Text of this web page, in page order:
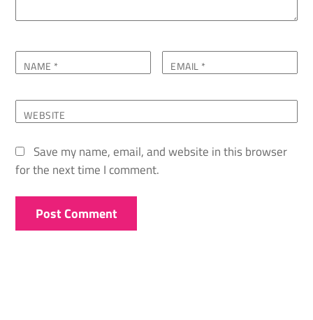
NAME * EMAIL *
WEBSITE
Save my name, email, and website in this browser
for the next time I comment.